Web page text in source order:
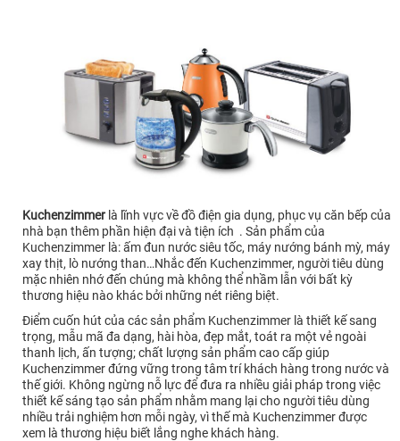
Kuchenzimmer là lĩnh vực về đồ điện gia dụng, phục vụ căn bếp của
nhà bạn thêm phần hiện đại và tiện ích . Sản phẩm của
Kuchenzimmer là: ấm đun nước siêu tốc, máy nướng bánh mỳ, máy
xay thịt, lò nướng than…Nhắc đến Kuchenzimmer, người tiêu dùng
mặc nhiên nhớ đến chúng mà không thể nhầm lẫn với bất kỳ
thương hiệu nào khác bởi những nét riêng biệt.
Điểm cuốn hút của các sản phẩm Kuchenzimmer là thiết kế sang
trọng, mẫu mã đa dạng, hài hòa, đẹp mắt, toát ra một vẻ ngoài
thanh lịch, ấn tượng; chất lượng sản phẩm cao cấp giúp
Kuchenzimmer đứng vững trong tâm trí khách hàng trong nước và
thế giới. Không ngừng nỗ lực để đưa ra nhiều giải pháp trong việc
thiết kế sáng tạo sản phẩm nhằm mang lại cho người tiêu dùng
nhiều trải nghiệm hơn mỗi ngày, vì thế mà Kuchenzimmer được
xem là thương hiệu biết lắng nghe khách hàng.